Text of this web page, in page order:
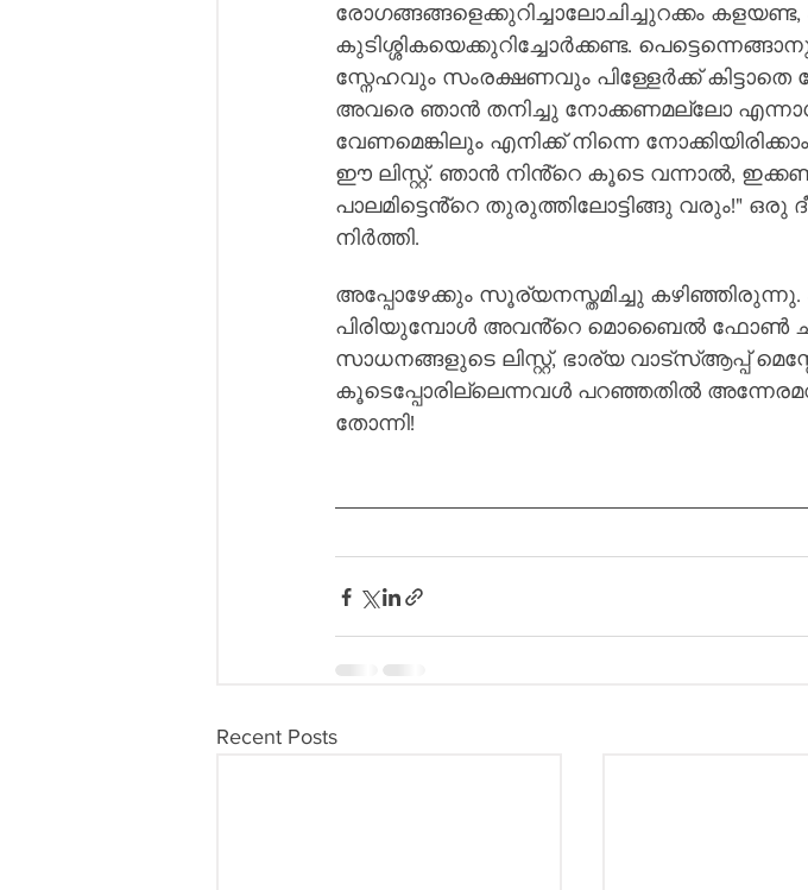
രോഗങ്ങങ്ങളെക്കുറിച്ചാലോചിച്ചുറക്കം
കുടിശ്ശികയെക്കുറിച്ചോർക്കണ്ട.
സ്നേഹവും സംരക്ഷണവും പിള്ളേർക്ക്
അവരെ ഞാൻ തനിച്ചു നോക്കണമല്ലോ
വേണമെങ്കിലും എനിക്ക് നിന്നെ
ഈ ലിസ്റ്റ്. ഞാൻ നിൻ്റെ കൂടെ വന്നാൽ,
പാലമിട്ടെൻ്റെ തുരുത്തിലോട്ടിങ്ങു വരും!"
നിർത്തി.
അപ്പോഴേക്കും സൂര്യനസ്തമിച്ചു
പിരിയുമ്പോൾ അവൻ്റെ മൊബൈൽ ഫോൺ
സാധനങ്ങളുടെ ലിസ്റ്റ്, ഭാര്യ വാട്സ്ആപ്പ്
കൂടെപ്പോരില്ലെന്നവൾ പറഞ്ഞതിൽ
തോന്നി!
Recent Posts